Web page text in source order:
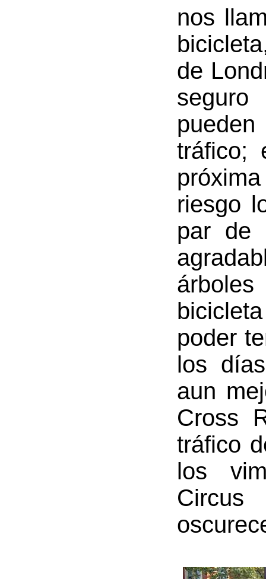
nos
de
seguro
tráfico;
riesgo
par de
poder
los
aun
Cross
tráfico
los